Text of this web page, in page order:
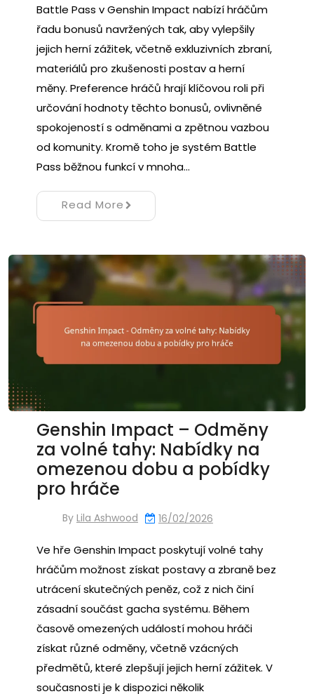
Battle Pass v Genshin Impact nabízí hráčům
řadu bonusů navržených tak, aby vylepšily
jejich herní zážitek, včetně exkluzivních zbraní,
materiálů pro zkušenosti postav a herní
měny. Preference hráčů hrají klíčovou roli při
určování hodnoty těchto bonusů, ovlivněné
spokojeností s odměnami a zpětnou vazbou
od komunity. Kromě toho je systém Battle
Pass běžnou funkcí v mnoha…
Read More
Genshin Impact – Odměny
za volné tahy: Nabídky na
omezenou dobu a pobídky
pro hráče
By Lila Ashwood 16/02/2026
Ve hře Genshin Impact poskytují volné tahy
hráčům možnost získat postavy a zbraně bez
utrácení skutečných peněz, což z nich činí
zásadní součást gacha systému. Během
časově omezených událostí mohou hráči
získat různé odměny, včetně vzácných
předmětů, které zlepšují jejich herní zážitek. V
současnosti je k dispozici několik